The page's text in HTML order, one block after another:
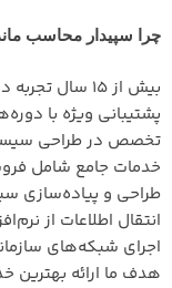
چرا سپیدار محاسب
بیش از 15 سال تجربه در ارائه خدمات مرتبط با نرم‌افزارهای
پشتیبانی ویژه با
تخصص در طراحی
خدمات جامع شامل
طراحی و پیاده‌سازی
انتقال اطلاعات از
اجرای شبکه‌های
هدف ما ارائه بهترین